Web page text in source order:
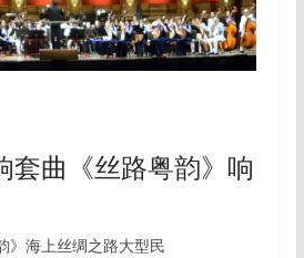
套曲《丝路粤韵》响
》海上丝绸之路大型民